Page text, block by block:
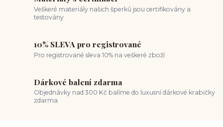
Veškeré materiály našich šperků jsou certifikovány a
testovány
10% SLEVA pro registrované
Pro registrované sleva 10% na veškeré zboží
Dárkové balení zdarma
Objednávky nad 300 Kč balíme do luxusní dárkové krabičky
zdarma